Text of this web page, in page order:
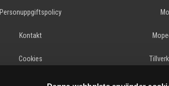
Personuppgiftspolicy
Kontakt
Cookies
Varumärken